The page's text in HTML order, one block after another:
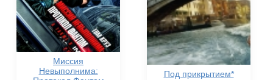
Миссия
Невыполнима:
Под прикрытием*